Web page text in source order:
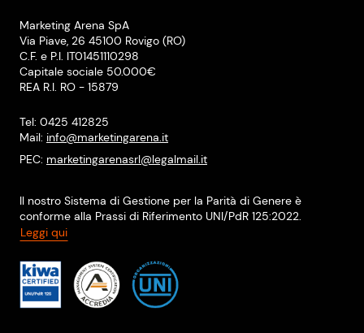
Marketing Arena SpA
Via Piave, 26 45100 Rovigo (RO)
C.F. e P.I. IT01451110298
Capitale sociale 50.000€
REA R.I. RO - 15879
Tel: 0425 412825
Mail: info@marketingarena.it
PEC: marketingarenasrl@legalmail.it
Il nostro Sistema di Gestione per la Parità di Genere è
conforme alla Prassi di Riferimento UNI/PdR 125:2022.
Leggi qui